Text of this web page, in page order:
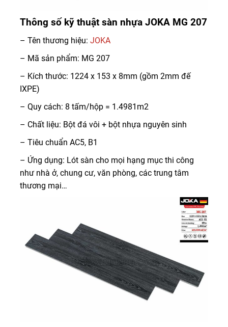
Thông số kỹ thuật sàn nhựa JOKA MG 207
– Tên thương hiệu: JOKA
– Mã sản phẩm: MG 207
– Kích thước: 1224 x 153 x 8mm (gồm 2mm đế
IXPE)
– Quy cách: 8 tấm/hộp = 1.4981m2
– Chất liệu: Bột đá vôi + bột nhựa nguyên sinh
– Tiêu chuẩn AC5, B1
– Ứng dụng: Lót sàn cho mọi hạng mục thi công
như nhà ở, chung cư, văn phòng, các trung tâm
thương mại…